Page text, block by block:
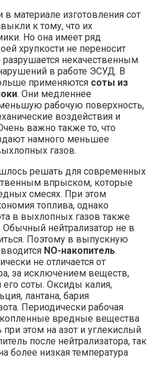
материале изготовления сот
к тому, что их
Но она имеет ряд
хрупкости не переносит
разрушается некачественным
в работе ЭСУД. В
применяются соты из
. Они медленнее
рабочую поверхность,
воздействия и
важно также то, что
намного меньшее
газов.
решать для современных
впрыском, которые
смесях. При этом
топлива, однако
в выхлопных газов также
Обычный нейтрализатор не в
Поэтому в выпускную
NO-накопитель.
не отличается от
за исключением веществ,
соты. Оксиды калия,
лантана, бария
Периодически рабочая
вредные вещества
этом на азот и углекислый
после нейтрализатора, так
более низкая температура